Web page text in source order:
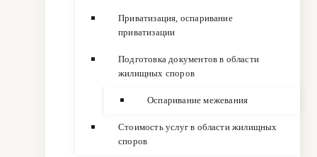
Приватизация, оспаривание
приватизации
Подготовка документов в области
жилищных споров
Оспаривание межевания
Стоимость услуг в области жилищных
споров